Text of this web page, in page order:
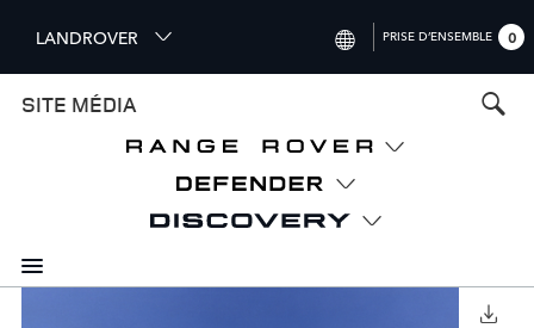
i
p
n
c
LANDROVER
NORTH AMERICA (ENGLISH)
CHINA (中国（中文))
PRISE D’ENSEMBLE 0
SITE MÉDIA